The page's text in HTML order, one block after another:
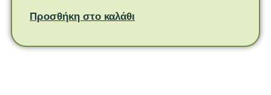
Προσθήκη στο καλάθι